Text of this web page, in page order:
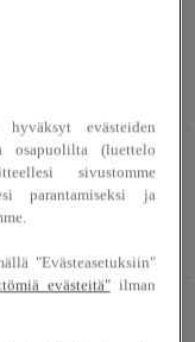
evästeiden
osapuolilta (luettelo
sivustomme
parantamiseksi ja
"Evästeasetuksiin"
evästeitä"ilman